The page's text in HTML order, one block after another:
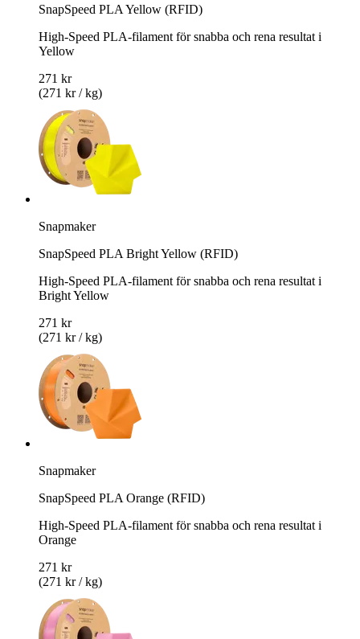
SnapSpeed PLA Yellow (RFID)
High-Speed PLA-filament för snabba och rena resultat i
Yellow
271 kr
(271 kr / kg)
Snapmaker
SnapSpeed PLA Bright Yellow (RFID)
High-Speed PLA-filament för snabba och rena resultat i
Bright Yellow
271 kr
(271 kr / kg)
Snapmaker
SnapSpeed PLA Orange (RFID)
High-Speed PLA-filament för snabba och rena resultat i
Orange
271 kr
(271 kr / kg)